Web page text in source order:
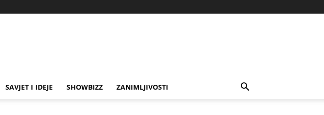
SAVJET I IDEJE SHOWBIZZ ZANIMLJIVOSTI